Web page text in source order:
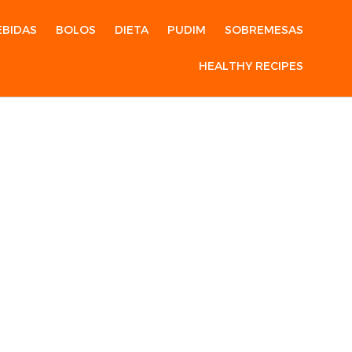
BOLOS DIETA PUDIM SOBREMESAS
HEALTHY RECIPES